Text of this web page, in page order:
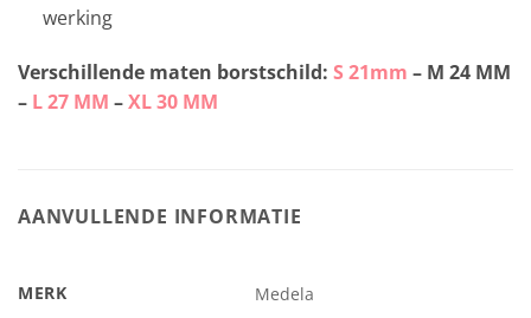
werking
Verschillende maten borstschild: S 21mm – M 24 MM
– L 27 MM –XL 30 MM
AANVULLENDE INFORMATIE
MERK Medela